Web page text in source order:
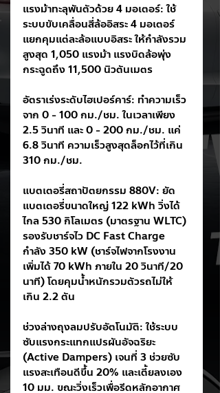
แรงม้าทะลุพันตัวด้วย 4 มอเตอร์: ใช้
ระบบขับเคลื่อนสี่ล้ออิสระ 4 มอเตอร์
แยกคุมแต่ละล้อแบบอิสระ ให้กำลังรวม
สูงสุด 1,050 แรงม้า แรงบิดล้อพุ่ง
กระฉูดถึง 11,500 นิวตันเมตร
อัตราเร่งระดับไฮเปอร์คาร์: ทำความเร็ว
จาก 0 - 100 กม./ชม. ในเวลาเพียง
2.5 วินาที และ 0 - 200 กม./ชม. แค่
6.8 วินาที ความเร็วสูงสุดล็อกไว้ที่เกิน
310 กม./ชม.
แบตเตอรี่สถาปัตยกรรม 880V: ยัด
แบตเตอรี่ขนาดใหญ่ 122 kWh วิ่งได้
ไกล 530 กิโลเมตร (มาตรฐาน WLTC)
รองรับชาร์จไว DC Fast Charge
กำลัง 350 kW (ชาร์จไฟจากโรงงาน
เพิ่มได้ 70 kWh ภายใน 20 วินาที/20
นาที) โดยคุมน้ำหนักรวมตัวรถไม่ให้
เกิน 2.2 ตัน
ช่วงล่างถุงลมปรับอัตโนมัติ: ใช้ระบบ
ซับแรงกระแทกแปรผันอัจฉริยะ
(Active Dampers) เจนที่ 3 ช่วยซับ
แรงสะเทือนดีขึ้น 20% และเตี้ยลงเอง
10 มม. ขณะวิ่งเร็วเพื่อรีดหลักอากาศ